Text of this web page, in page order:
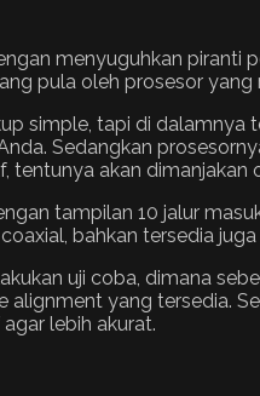
menyuguhkan
pula oleh prosesor
simple, tapi di
Sedangkan
akan dimanjakan
tampilan 10 jalur
bahkan tersedia juga
uji coba, dimana
yang tersedia.
lebih akurat.